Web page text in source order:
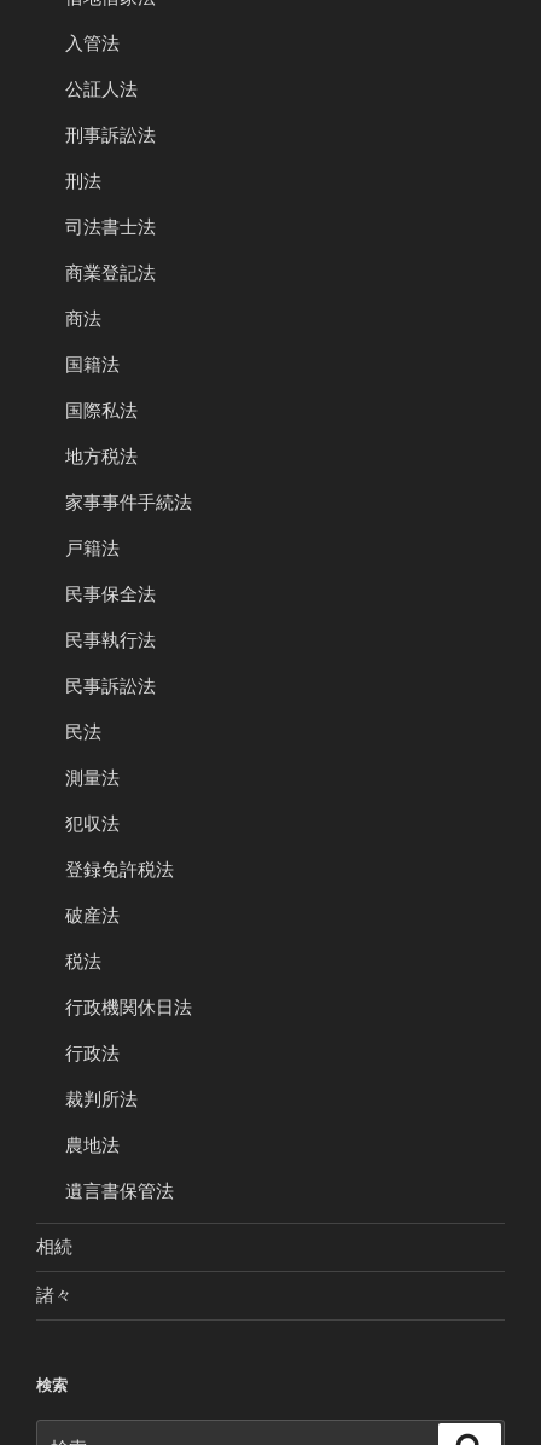
入管法
公証人法
刑事訴訟法
刑法
司法書士法
商業登記法
商法
国籍法
国際私法
地方税法
家事事件手続法
戸籍法
民事保全法
民事執行法
民事訴訟法
民法
測量法
犯収法
登録免許税法
破産法
税法
行政機関休日法
行政法
裁判所法
農地法
遺言書保管法
相続
諸々
検索